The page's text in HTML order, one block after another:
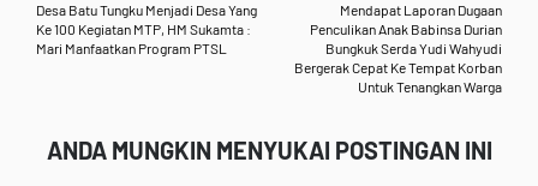
Mendapat Laporan Dugaan
Penculikan Anak Babinsa Durian
Bungkuk Serda Yudi Wahyudi
Bergerak Cepat Ke Tempat Korban
Untuk Tenangkan Warga
Desa Batu Tungku Menjadi Desa Yang
Ke 100 Kegiatan MTP, HM Sukamta :
Mari Manfaatkan Program PTSL
ANDA MUNGKIN MENYUKAI POSTINGAN INI